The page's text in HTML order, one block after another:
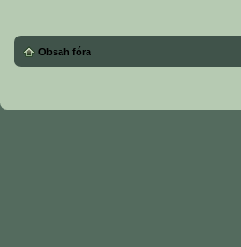
Obsah fóra